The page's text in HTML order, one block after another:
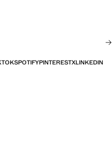
SPOTIFYPINTERESTXLINKEDIN